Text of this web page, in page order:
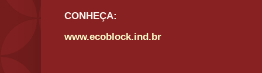
CONHEÇA:
www.ecoblock.ind.br